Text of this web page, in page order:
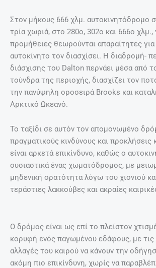
Στον μήκους 666 χλμ. αυτοκινητόδρομο
τρία χωριά, στο 280ο, 302ο και 666ο χλμ.,
προμήθειες θεωρούνται απαραίτητες
αυτοκίνητο τον διασχίσει. Η διαδρομή-
διάσχισης του Dalton περνάει μέσα από
τούνδρα της περιοχής, διασχίζει τον
την πανύψηλη οροσειρά Brooks και
Αρκτικό Ωκεανό.
Το ταξίδι σε αυτόν τον απομονωμένο
πραγματικούς κινδύνους και προκλήσεις
είναι αρκετά επικίνδυνο, καθώς ο
ουσιαστικά ένας χωματόδρομος, με
μηδενική ορατότητα λόγω του χιονιού
τεράστιες λακκούβες και ακραίες
Ο δρόμος είναι ως επί το πλείστον
κορυφή ενός παγωμένου εδάφους, με
αλλαγές του καιρού να κάνουν την
ακόμη πιο επικίνδυνη, χωρίς να